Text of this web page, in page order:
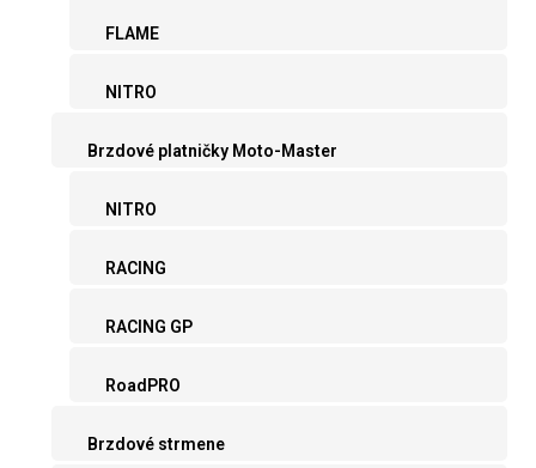
FLAME
NITRO
Brzdové platničky Moto-Master
NITRO
RACING
RACING GP
RoadPRO
Brzdové strmene